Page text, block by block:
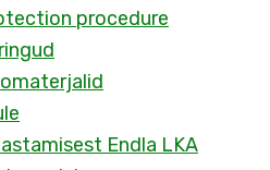
procedure
Endla LKA